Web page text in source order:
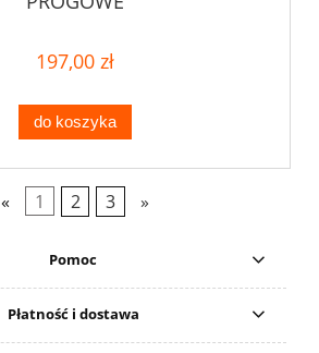
197,00 zł
do koszyka
« 1 2 3 »
Pomoc
Płatność i dostawa